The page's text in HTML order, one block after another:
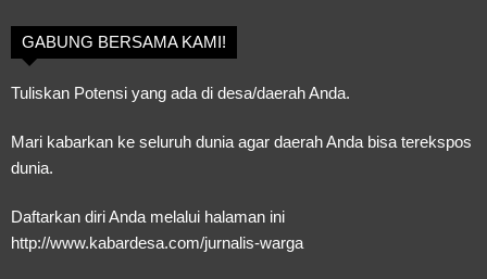
GABUNG BERSAMA KAMI!
Tuliskan Potensi yang ada di desa/daerah Anda.
Mari kabarkan ke seluruh dunia agar daerah Anda bisa terekspos
dunia.
Daftarkan diri Anda melalui halaman ini
http://www.kabardesa.com/jurnalis-warga